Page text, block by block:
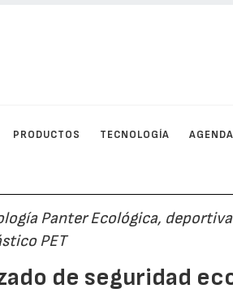
PRODUCTOS TECNOLOGÍA AGENDA
Panter Ecológica,
PET
de seguridad